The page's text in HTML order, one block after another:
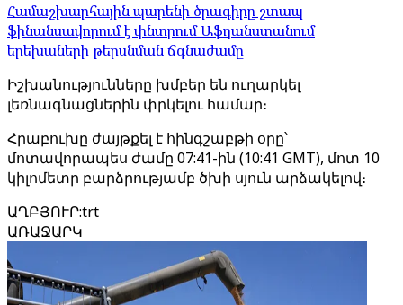
Համաշխարհային պարենի ծրագիրը շտապ
ֆինանսավորում է փնտրում Աֆղանստանում
երեխաների թերսնման ճգնաժամը
Իշխանությունները խմբեր են ուղարկել
լեռնագնացներին փրկելու համար։
Հրաբուխը ժայթքել է հինգշաբթի օրը՝
մոտավորապես ժամը 07:41-ին (10:41 GMT), մոտ 10
կիլոմետր բարձրությամբ ծխի սյուն արձակելով։
ԱՂԲՅՈՒՐ:trt
ԱՌԱՋԱՐԿ